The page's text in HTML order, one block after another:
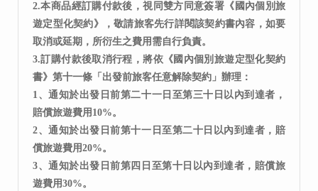
2.本商品經訂購付款後，視同雙方同意簽署《國內個別旅
遊定型化契約》，敬請旅客先行詳閱該契約書內容，如要
取消或延期，所衍生之費用需自行負責。
3.訂購付款後取消行程，將依《國內個別旅遊定型化契約
書》第十一條「出發前旅客任意解除契約」辦理：
1、通知於出發日前第二十一日至第三十日以內到達者，
賠償旅遊費用10%。
2、通知於出發日前第十一日至第二十日以內到達者，賠
償旅遊費用20%。
3、通知於出發日前第四日至第十日以內到達者，賠償旅
遊費用30%。